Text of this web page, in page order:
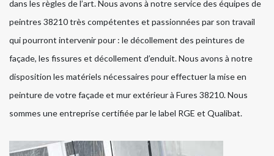
dans les règles de l’art. Nous avons à notre service des équipes de
peintres 38210 très compétentes et passionnées par son travail
qui pourront intervenir pour : le décollement des peintures de
façade, les fissures et décollement d’enduit. Nous avons à notre
disposition les matériels nécessaires pour effectuer la mise en
peinture de votre façade et mur extérieur à Fures 38210. Nous
sommes une entreprise certifiée par le label RGE et Qualibat.